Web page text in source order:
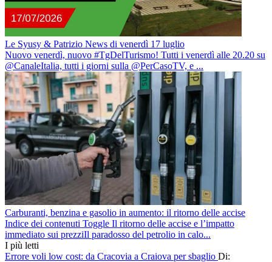
Le Syusy & Patrizio News di venerdì 17 luglio
Nuovo venerdì, nuovo #TgDelTurismo! Tutti i venerdì alle 20.20 su
@CanaleItalia, tutti i giorni sulla ‪@PerCasoTV, e ...
Carburanti, benzina e gasolio in aumento: il ritorno delle accise
Indice dei contenuti Toggle Il ritorno delle accise e l’impatto
immediato sui prezziIl paradosso del petrolio in calo...
I più letti
Errore voli low cost: da Cracovia a Craiova per sbaglio Di: